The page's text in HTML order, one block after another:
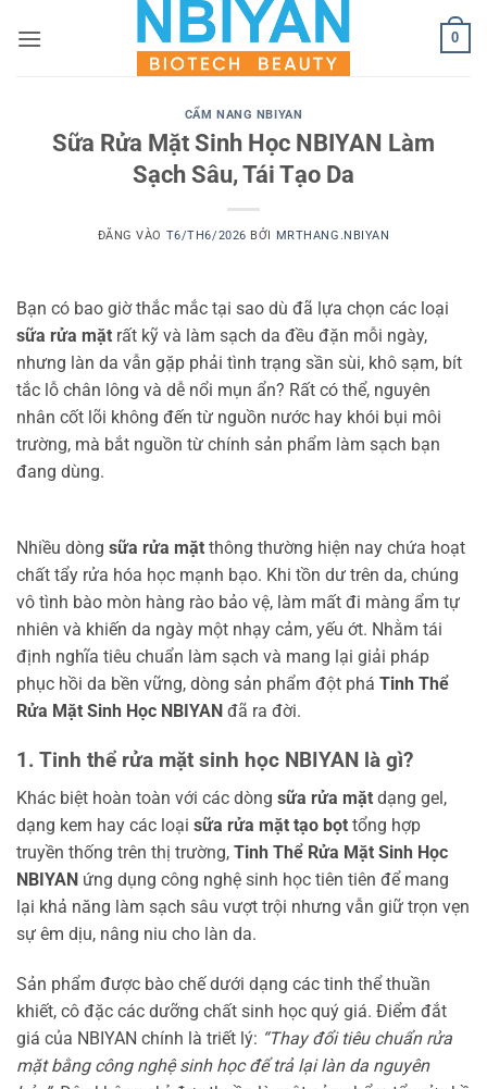
qua
0
CẨM NANG NBIYAN
Sữa Rửa Mặt Sinh Học NBIYAN Làm
Sạch Sâu, Tái Tạo Da
ĐĂNG VÀO T6/TH6/2026 BỞI MRTHANG.NBIYAN
Bạn có bao giờ thắc mắc tại sao dù đã lựa chọn các loại
sữa rửa mặt rất kỹ và làm sạch da đều đặn mỗi ngày,
nhưng làn da vẫn gặp phải tình trạng sần sùi, khô sạm, bít
tắc lỗ chân lông và dễ nổi mụn ẩn? Rất có thể, nguyên
nhân cốt lõi không đến từ nguồn nước hay khói bụi môi
trường, mà bắt nguồn từ chính sản phẩm làm sạch bạn
đang dùng.
Nhiều dòng sữa rửa mặt thông thường hiện nay chứa hoạt
chất tẩy rửa hóa học mạnh bạo. Khi tồn dư trên da, chúng
vô tình bào mòn hàng rào bảo vệ, làm mất đi màng ẩm tự
nhiên và khiến da ngày một nhạy cảm, yếu ớt. Nhằm tái
định nghĩa tiêu chuẩn làm sạch và mang lại giải pháp
phục hồi da bền vững, dòng sản phẩm đột phá Tinh Thể
Rửa Mặt Sinh Học NBIYAN đã ra đời.
1. Tinh thể rửa mặt sinh học NBIYAN là gì?
Khác biệt hoàn toàn với các dòng sữa rửa mặt dạng gel,
dạng kem hay các loại sữa rửa mặt tạo bọt tổng hợp
truyền thống trên thị trường, Tinh Thể Rửa Mặt Sinh Học
NBIYAN ứng dụng công nghệ sinh học tiên tiên để mang
lại khả năng làm sạch sâu vượt trội nhưng vẫn giữ trọn vẹn
sự êm dịu, nâng niu cho làn da.
Sản phẩm được bào chế dưới dạng các tinh thể thuần
khiết, cô đặc các dưỡng chất sinh học quý giá. Điểm đắt
giá của NBIYAN chính là triết lý: “Thay đổi tiêu chuẩn rửa
mặt bằng công nghệ sinh học để trả lại làn da nguyên